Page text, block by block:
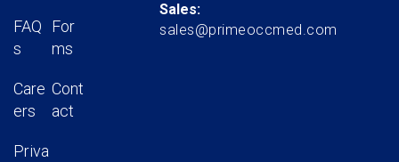
FAQ
s
For
ms
Care
ers
Cont
act
Priva
Sales:
sales@primeoccmed.com